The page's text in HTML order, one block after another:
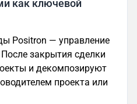
как ключевой
Positron — управление
закрытия сделки
и декомпозируют
проекта или